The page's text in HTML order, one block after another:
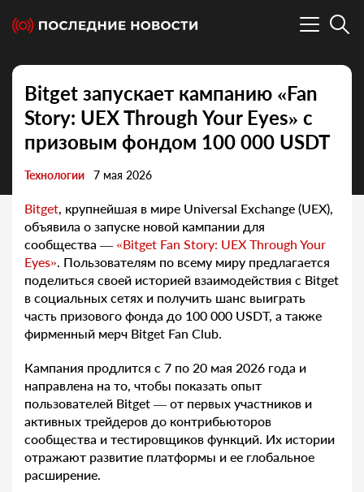
Bitget запускает кампанию «Fan
Story: UEX Through Your Eyes» с
призовым фондом 100 000 USDT
Технологии 7 мая 2026
Bitget, крупнейшая в мире Universal Exchange (UEX),
объявила о запуске новой кампании для
сообщества — «Bitget Fan Story: UEX Through Your
Eyes». Пользователям по всему миру предлагается
поделиться своей историей взаимодействия с Bitget
в социальных сетях и получить шанс выиграть
часть призового фонда до 100 000 USDT, а также
фирменный мерч Bitget Fan Club.
Кампания продлится с 7 по 20 мая 2026 года и
направлена на то, чтобы показать опыт
пользователей Bitget — от первых участников и
активных трейдеров до контрибьюторов
сообщества и тестировщиков функций. Их истории
отражают развитие платформы и ее глобальное
расширение.